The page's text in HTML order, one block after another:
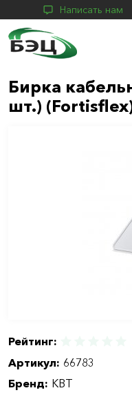
Написать нам
Бирка
шт.)
Рейтинг:
Артикул: 66783
Бренд: КВТ